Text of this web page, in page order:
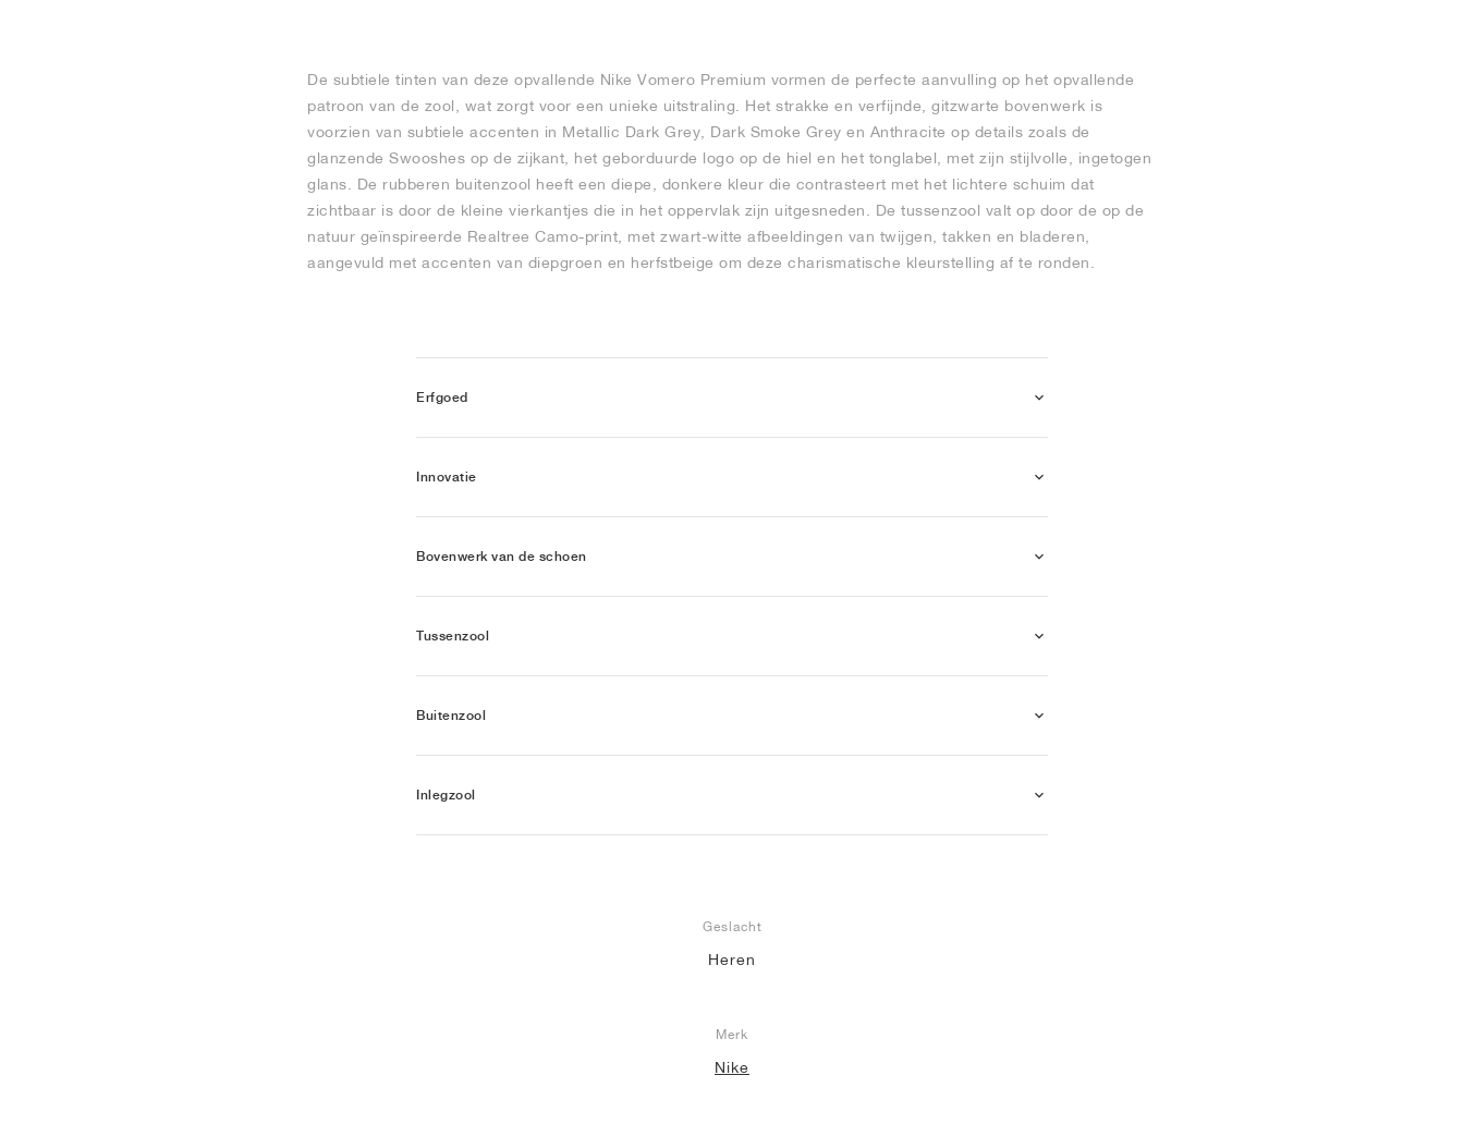
De subtiele tinten van deze opvallende Nike Vomero Premium vormen de perfecte aanvulling op het opvallende
patroon van de zool, wat zorgt voor een unieke uitstraling. Het strakke en verfijnde, gitzwarte bovenwerk is
voorzien van subtiele accenten in Metallic Dark Grey, Dark Smoke Grey en Anthracite op details zoals de
glanzende Swooshes op de zijkant, het geborduurde logo op de hiel en het tonglabel, met zijn stijlvolle, ingetogen
glans. De rubberen buitenzool heeft een diepe, donkere kleur die contrasteert met het lichtere schuim dat
zichtbaar is door de kleine vierkantjes die in het oppervlak zijn uitgesneden. De tussenzool valt op door de op de
natuur geïnspireerde Realtree Camo-print, met zwart-witte afbeeldingen van twijgen, takken en bladeren,
aangevuld met accenten van diepgroen en herfstbeige om deze charismatische kleurstelling af te ronden.
Erfgoed
Innovatie
Bovenwerk van de schoen
Tussenzool
Buitenzool
Inlegzool
Geslacht
Heren
Merk
Nike